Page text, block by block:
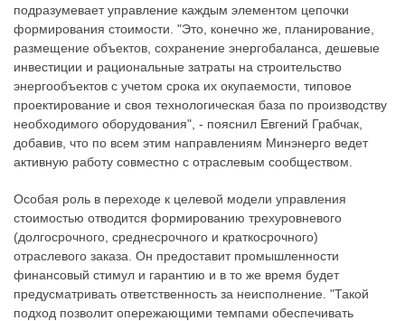
подразумевает управление каждым элементом цепочки
формирования стоимости. "Это, конечно же, планирование,
размещение объектов, сохранение энергобаланса, дешевые
инвестиции и рациональные затраты на строительство
энергообъектов с учетом срока их окупаемости, типовое
проектирование и своя технологическая база по производству
необходимого оборудования", - пояснил Евгений Грабчак,
добавив, что по всем этим направлениям Минэнерго ведет
активную работу совместно с отраслевым сообществом.
Особая роль в переходе к целевой модели управления
стоимостью отводится формированию трехуровневого
(долгосрочного, среднесрочного и краткосрочного)
отраслевого заказа. Он предоставит промышленности
финансовый стимул и гарантию и в то же время будет
предусматривать ответственность за неисполнение. "Такой
подход позволит опережающими темпами обеспечивать